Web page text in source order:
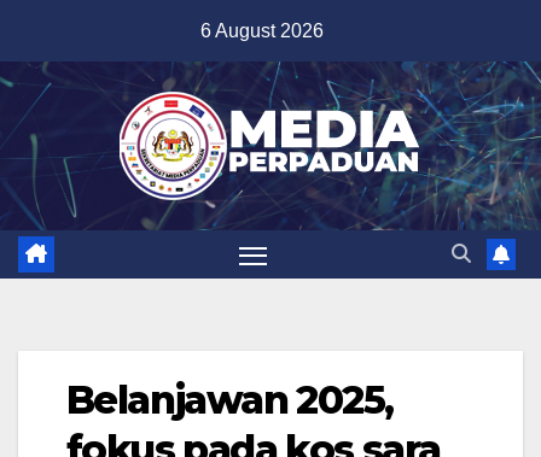
content
6 August 2026
Belanjawan 2025,